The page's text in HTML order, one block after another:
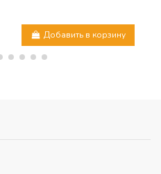
Добавить в корзину